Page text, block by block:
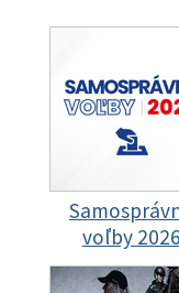
voľby 2026